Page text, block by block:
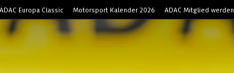
ADAC Europa Classic Motorsport Kalender 2026 ADAC Mitglied werden